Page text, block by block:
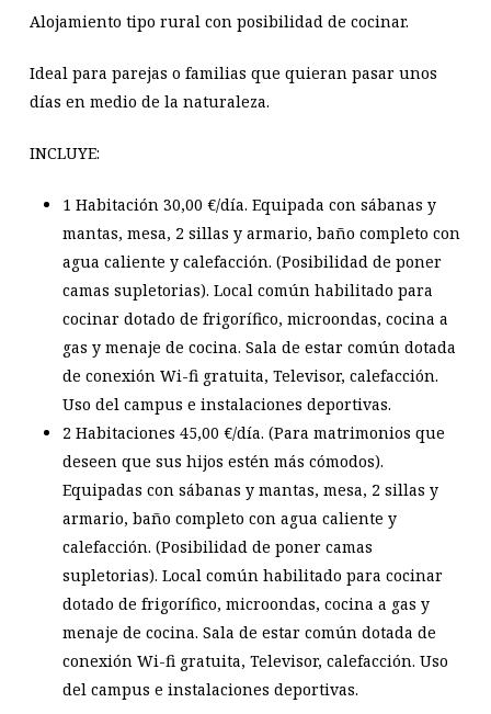
Alojamiento tipo rural con posibilidad de cocinar.
Ideal para parejas o familias que quieran pasar unos
días en medio de la naturaleza.
INCLUYE:
1 Habitación 30,00 €/día. Equipada con sábanas y
mantas, mesa, 2 sillas y armario, baño completo con
agua caliente y calefacción. (Posibilidad de poner
camas supletorias). Local común habilitado para
cocinar dotado de frigorífico, microondas, cocina a
gas y menaje de cocina. Sala de estar común dotada
de conexión Wi-fi gratuita, Televisor, calefacción.
Uso del campus e instalaciones deportivas.
2 Habitaciones 45,00 €/día. (Para matrimonios que
deseen que sus hijos estén más cómodos).
Equipadas con sábanas y mantas, mesa, 2 sillas y
armario, baño completo con agua caliente y
calefacción. (Posibilidad de poner camas
supletorias). Local común habilitado para cocinar
dotado de frigorífico, microondas, cocina a gas y
menaje de cocina. Sala de estar común dotada de
conexión Wi-fi gratuita, Televisor, calefacción. Uso
del campus e instalaciones deportivas.